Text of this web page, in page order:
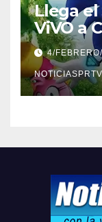
Llega el
ViVO a
Relojes
compre
4/
NOTICIASPRTV